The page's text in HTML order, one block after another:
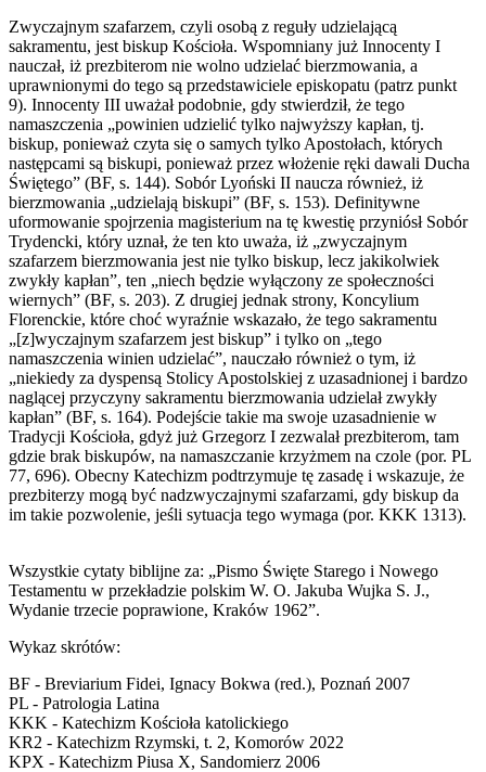
Zwyczajnym szafarzem, czyli osobą z reguły udzielającą
sakramentu, jest biskup Kościoła. Wspomniany już Innocenty I
nauczał, iż prezbiterom nie wolno udzielać bierzmowania, a
uprawnionymi do tego są przedstawiciele episkopatu (patrz punkt
9). Innocenty III uważał podobnie, gdy stwierdził, że tego
namaszczenia „powinien udzielić tylko najwyższy kapłan, tj.
biskup, ponieważ czyta się o samych tylko Apostołach, których
następcami są biskupi, ponieważ przez włożenie ręki dawali Ducha
Świętego” (BF, s. 144). Sobór Lyoński II naucza również, iż
bierzmowania „udzielają biskupi” (BF, s. 153). Definitywne
uformowanie spojrzenia magisterium na tę kwestię przyniósł Sobór
Trydencki, który uznał, że ten kto uważa, iż „zwyczajnym
szafarzem bierzmowania jest nie tylko biskup, lecz jakikolwiek
zwykły kapłan”, ten „niech będzie wyłączony ze społeczności
wiernych” (BF, s. 203). Z drugiej jednak strony, Koncylium
Florenckie, które choć wyraźnie wskazało, że tego sakramentu
„[z]wyczajnym szafarzem jest biskup” i tylko on „tego
namaszczenia winien udzielać”, nauczało również o tym, iż
„niekiedy za dyspensą Stolicy Apostolskiej z uzasadnionej i bardzo
naglącej przyczyny sakramentu bierzmowania udzielał zwykły
kapłan” (BF, s. 164). Podejście takie ma swoje uzasadnienie w
Tradycji Kościoła, gdyż już Grzegorz I zezwalał prezbiterom, tam
gdzie brak biskupów, na namaszczanie krzyżmem na czole (por. PL
77, 696). Obecny Katechizm podtrzymuje tę zasadę i wskazuje, że
prezbiterzy mogą być nadzwyczajnymi szafarzami, gdy biskup da
im takie pozwolenie, jeśli sytuacja tego wymaga (por. KKK 1313).
Wszystkie cytaty biblijne za: „Pismo Święte Starego i Nowego
Testamentu w przekładzie polskim W. O. Jakuba Wujka S. J.,
Wydanie trzecie poprawione, Kraków 1962”.
Wykaz skrótów:
BF - Breviarium Fidei, Ignacy Bokwa (red.), Poznań 2007
PL - Patrologia Latina
KKK - Katechizm Kościoła katolickiego
KR2 - Katechizm Rzymski, t. 2, Komorów 2022
KPX - Katechizm Piusa X, Sandomierz 2006